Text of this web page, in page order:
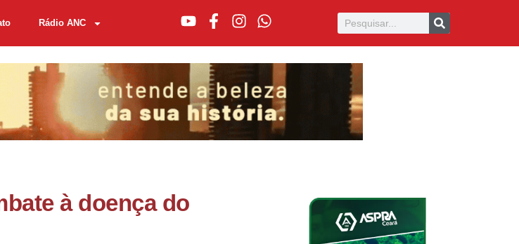
Rádio ANC
à doença do